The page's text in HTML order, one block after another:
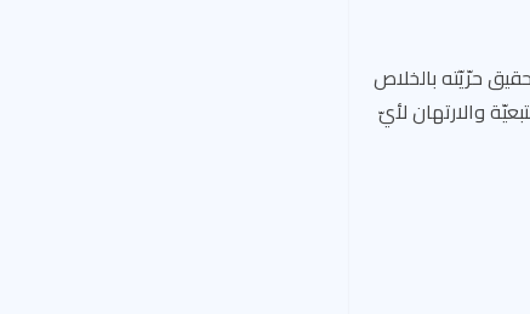
حرّيّته بالخلاص
والارتهان لأيّ